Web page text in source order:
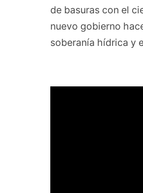
de basuras con el
nuevo gobierno
soberanía hídrica y